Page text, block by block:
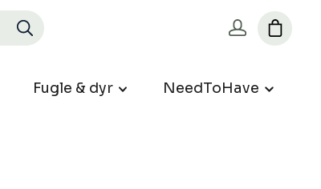
Fugle & dyr NeedToHave